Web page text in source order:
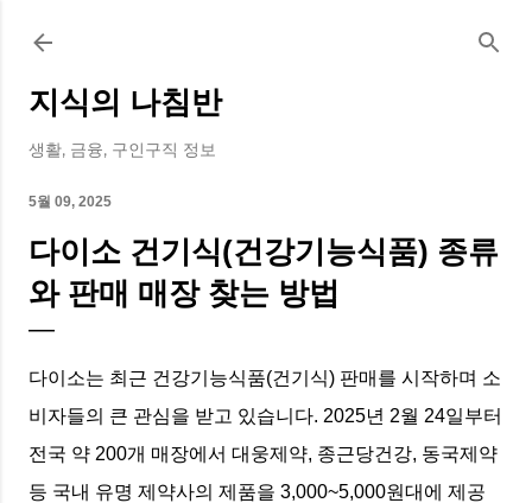
지식의 나침반
생활, 금융, 구인구직 정보
5월 09, 2025
다이소 건기식(건강기능식품) 종류
와 판매 매장 찾는 방법
다이소는 최근 건강기능식품(건기식) 판매를 시작하며 소
비자들의 큰 관심을 받고 있습니다. 2025년 2월 24일부터
전국 약 200개 매장에서 대웅제약, 종근당건강, 동국제약
등 국내 유명 제약사의 제품을 3,000~5,000원대에 제공